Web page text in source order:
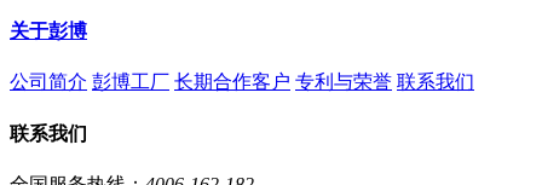
关于彭博
公司简介 彭博工厂 长期合作客户 专利与荣誉 联系我们
联系我们